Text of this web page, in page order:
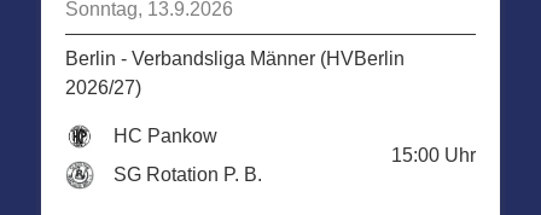
Sonntag, 13.9.2026
Berlin - Verbandsliga Männer (HVBerlin
2026/27)
HC Pankow
SG Rotation P. B.
15:00 Uhr